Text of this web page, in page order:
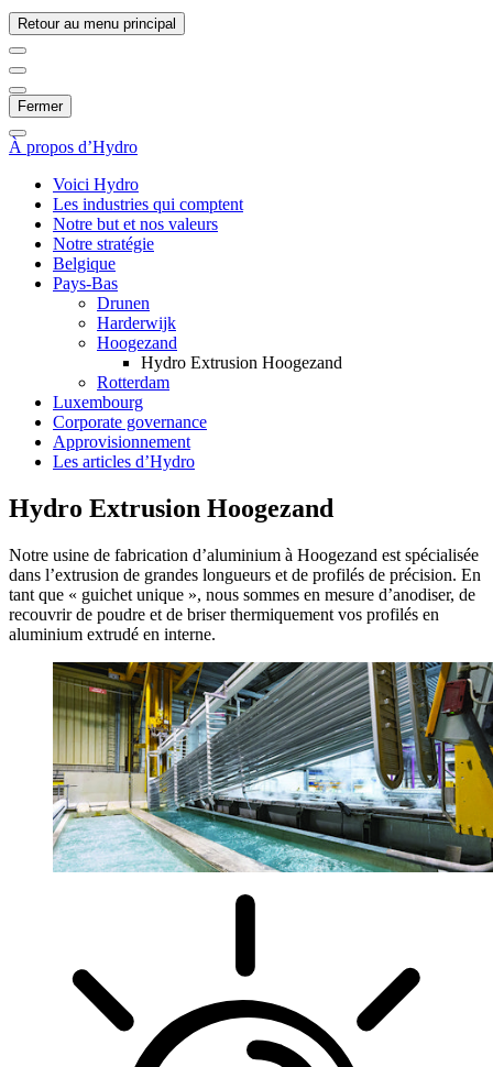
Retour au menu principal
Fermer
À propos d’Hydro
Voici Hydro
Les industries qui comptent
Notre but et nos valeurs
Notre stratégie
Belgique
Pays-Bas
Drunen
Harderwijk
Hoogezand
Hydro Extrusion Hoogezand
Rotterdam
Luxembourg
Corporate governance
Approvisionnement
Les articles d’Hydro
Hydro Extrusion Hoogezand
Notre usine de fabrication d’aluminium à Hoogezand est spécialisée
dans l’extrusion de grandes longueurs et de profilés de précision. En
tant que « guichet unique », nous sommes en mesure d’anodiser, de
recouvrir de poudre et de briser thermiquement vos profilés en
aluminium extrudé en interne.